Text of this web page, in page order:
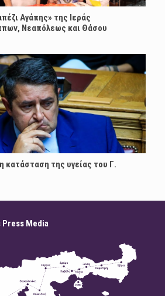
Αγάπης» της Ιεράς
Νεαπόλεως και Θάσου
κατάσταση της υγείας του Γ.
Press Media